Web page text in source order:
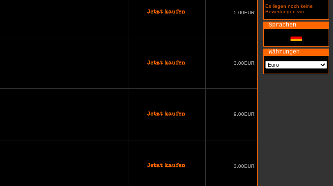
5.00EUR
3.00EUR
9.00EUR
3.00EUR
Es liegen noch keine
Bewertungen vor
Sprachen
Währungen